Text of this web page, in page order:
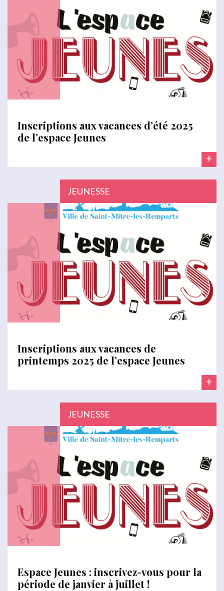
Inscriptions aux vacances d’été 2025
de l’espace Jeunes
+
JEUNESSE
Inscriptions aux vacances de
printemps 2025 de l’espace Jeunes
+
JEUNESSE
Espace Jeunes : inscrivez-vous pour la
période de janvier à juillet !